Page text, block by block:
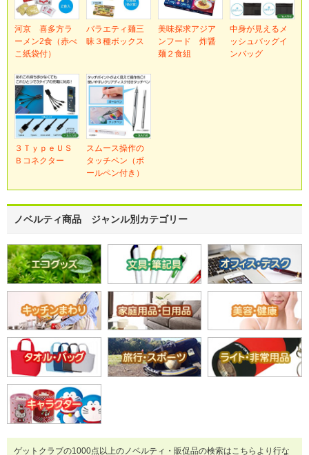
河京 喜多方ラ
ーメン2食（赤べ
こ紙袋付）
バラエティ麺三
昧３種ボックス
美味探求アジア
ンフード 炸醤
麺２食組
中身が見えるメ
ッシュバッグイ
ンバッグ
３ＴｙｐｅＵＳ
Ｂコネクター
スムース操作の
タッチペン（ボ
ールペン付き）
ノベルティ商品 ジャンル別カテゴリー
ゲットクラブの1000点以上のノベルティ・販促品の検索はこちらより行な